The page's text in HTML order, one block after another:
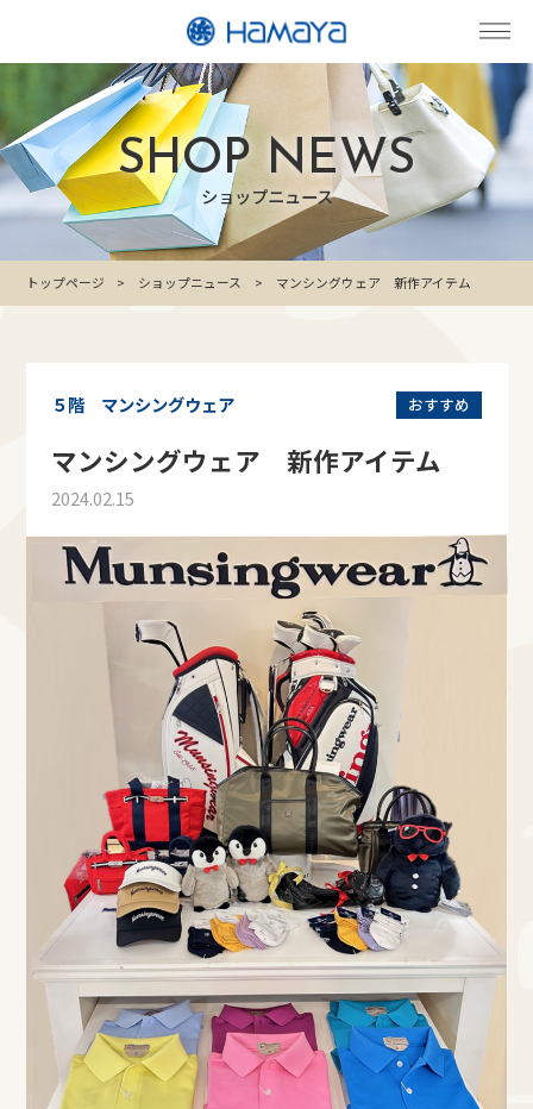
SHOP NEWS
ショップニュース
トップページ ショップニュース マンシングウェア 新作アイテム
おすすめ
５階 マンシングウェア
マンシングウェア 新作アイテム
2024.02.15